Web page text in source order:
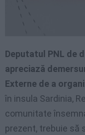
Deputatul PNL de
apreciază
Externe de a
în insula Sardinia,
comunitate
prezent, trebuie să